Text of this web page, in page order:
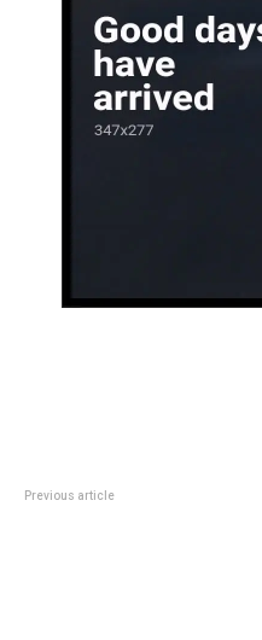
Previous article